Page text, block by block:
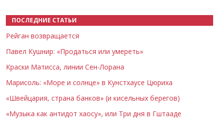
ПОСЛЕДНИЕ СТАТЬИ
Рейган возвращается
Павел Кушнир: «Продаться или умереть»
Краски Матисса, линии Сен-Лорана
Марисоль: «Море и солнце» в Кунстхаусе Цюриха
«Швейцария, страна банков» (и кисельных берегов)
«Музыка как антидот хаосу», или Три дня в Гштааде